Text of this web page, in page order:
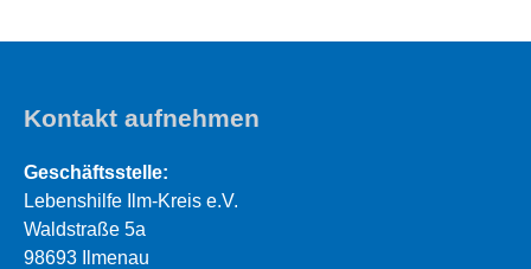
Kontakt aufnehmen
Geschäftsstelle:
Lebenshilfe Ilm-Kreis e.V.
Waldstraße 5a
98693 Ilmenau